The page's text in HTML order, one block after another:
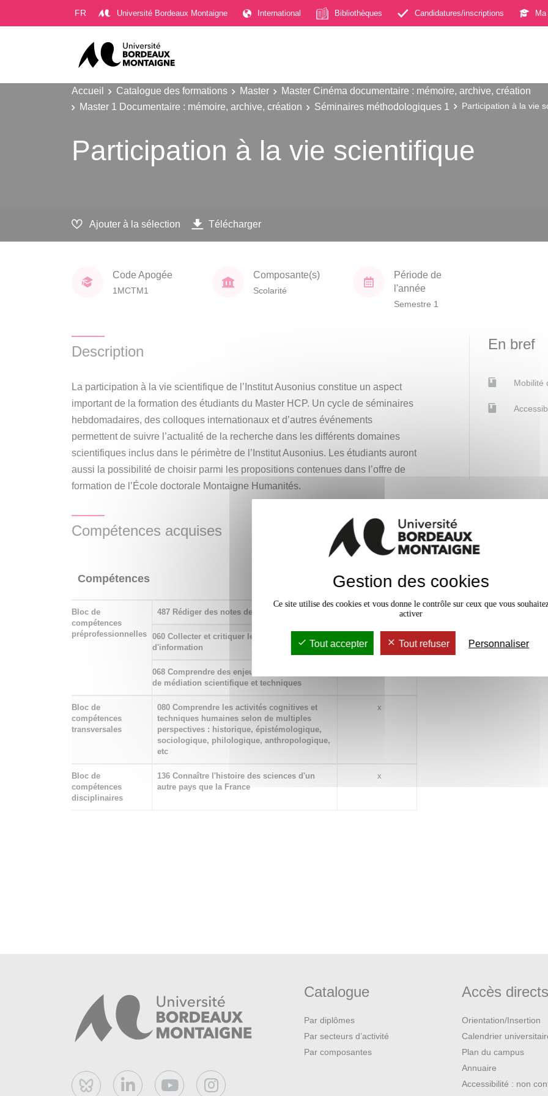
FR Université Bordeaux Montaigne International Bibliothèques Candidatures/inscriptions Ma
Accueil Catalogue des formations Master
Master Cinéma documentaire : mémoire, archive, création
Master 1 Documentaire : mémoire, archive, création
Séminaires méthodologiques 1 Participation à la vie
Participation à la vie scientifique
Ajouter à la sélection Télécharger
Code Apogée
1MCTM1
Composante(s)
Scolarité
Période de
l'année
Semestre 1
Description
La participation à la vie scientifique de l’Institut Ausonius constitue un aspect
important de la formation des étudiants du Master HCP. Un cycle de séminaires
hebdomadaires, des colloques internationaux et d’autres événements
permettent de suivre l’actualité de la recherche dans les différents domaines
scientifiques inclus dans le périmètre de l’Institut Ausonius. Les étudiants auront
aussi la possibilité de choisir parmi les propositions contenues dans l’offre de
formation de l’École doctorale Montaigne Humanités.
Compétences acquises
Compétences
d'acquisition
Bloc de
compétences
préprofessionnelles
487 Rédiger des notes de synthèse
060 Collecter et critiquer les sources
d'information
068 Comprendre des enjeux de patrimoine et
de médiation scientifique et techniques
Bloc de
compétences
transversales
080 Comprendre les activités cognitives et
techniques humaines selon de multiples
perspectives : historique, épistémologique,
sociologique, philologique, anthropologique,
etc
x
Bloc de
compétences
disciplinaires
136 Connaître l'histoire des sciences d'un
autre pays que la France
x
En bref
Mobilité
Bluesky
Catalogue
Par diplômes
Par secteurs d’activité
Par composantes
Accès
Orientation/Insertion
Calendrier
Plan du campus
Annuaire
Accessibilité : non
Gestion des cookies
Ce site utilise des cookies et vous donne le contrôle sur ceux que vous
activer
Tout accepter Tout refuser Personnaliser